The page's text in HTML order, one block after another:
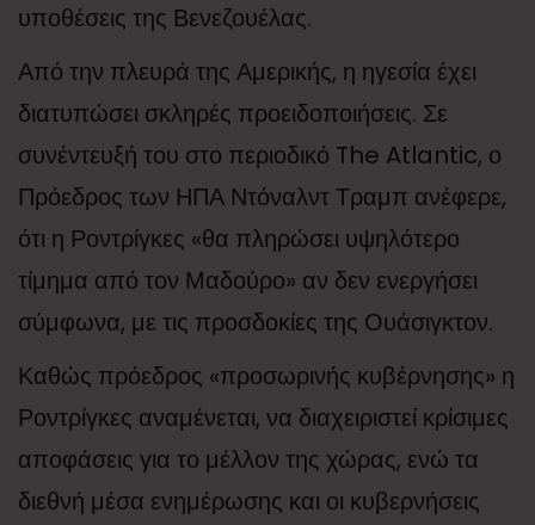
υποθέσεις της Βενεζουέλας.
Από την πλευρά της Αμερικής, η ηγεσία έχει
διατυπώσει σκληρές προειδοποιήσεις. Σε
συνέντευξή του στο περιοδικό The Atlantic, ο
Πρόεδρος των ΗΠΑ Ντόναλντ Τραμπ ανέφερε,
ότι η Ροντρίγκες «θα πληρώσει υψηλότερο
τίμημα από τον Μαδούρο» αν δεν ενεργήσει
σύμφωνα, με τις προσδοκίες της Ουάσιγκτον.
Καθώς πρόεδρος «προσωρινής κυβέρνησης» η
Ροντρίγκες αναμένεται, να διαχειριστεί κρίσιμες
αποφάσεις για το μέλλον της χώρας, ενώ τα
διεθνή μέσα ενημέρωσης και οι κυβερνήσεις